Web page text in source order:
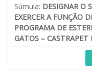
Súmula: DESIGNAR O
EXERCER A FUNÇÃO
PROGRAMA DE
GATOS – CASTRAPET